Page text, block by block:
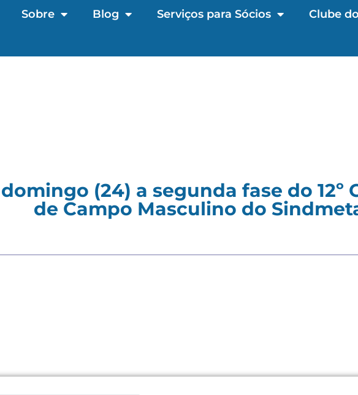
Sobre Blog Serviços para Sócios Clube
(24) a segunda fase do
de Campo Masculino do